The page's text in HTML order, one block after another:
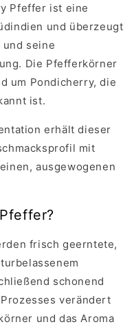
Pfeffer ist eine
und überzeugt
seine
Die Pfefferkörner
um Pondicherry, die
ist.
erhält dieser
mit
ausgewogenen
frisch geerntete,
schonend
verändert
und das Aroma